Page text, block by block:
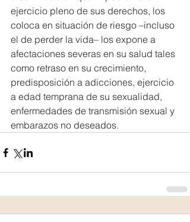
ejercicio pleno de sus derechos, los
coloca en situación de riesgo –incluso
el de perder la vida– los expone a
afectaciones severas en su salud tales
como retraso en su crecimiento,
predisposición a adicciones, ejercicio
a edad temprana de su sexualidad,
enfermedades de transmisión sexual y
embarazos no deseados.